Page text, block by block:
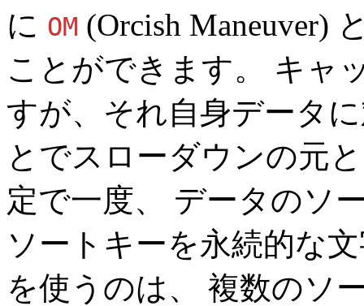
に OM (Orcish Maneuver)
ことができます。 キャ
すが、それ自身データ
とでスローダウンの元
定で一度、 データのソ
ソートキーを永続的な
を使うのは、 複数のソ